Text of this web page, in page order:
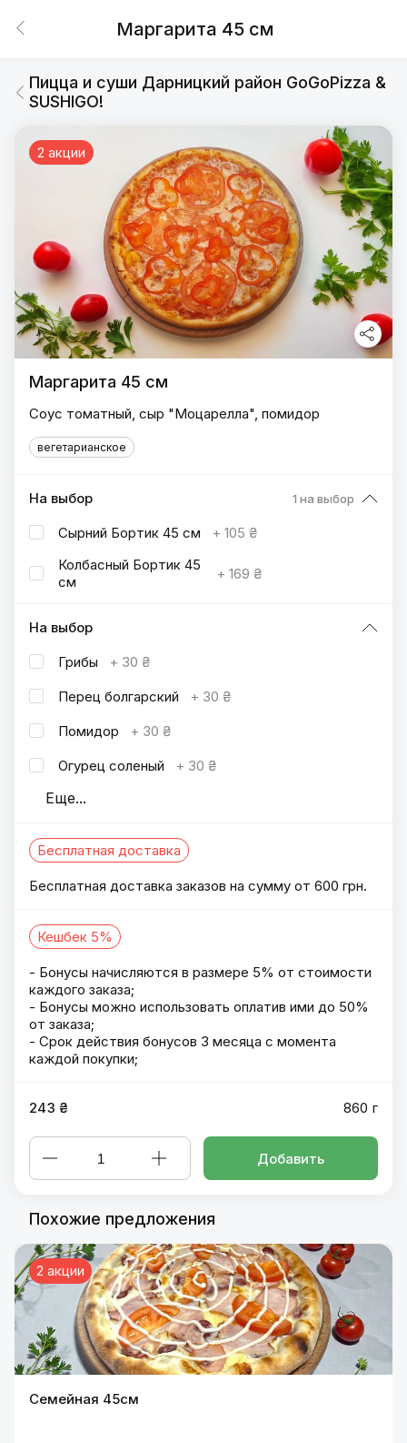
Маргарита 45 см
Пицца и суши Дарницкий район GoGoPizza &
SUSHIGO!
2 акции
Маргарита 45 см
Соус томатный, сыр "Моцарелла", помидор
вегетарианское
На выбор 1 на выбор
Сырний Бортик 45 см + 105 ₴
Колбасный Бортик 45
cм
+ 169 ₴
На выбор
Грибы
+ 30 ₴
Перец болгарский
+ 30 ₴
Помидор
+ 30 ₴
Огурец соленый
+ 30 ₴
Еще...
Бесплатная доставка
Бесплатная доставка заказов на сумму от 600 грн.
Кешбек 5%
- Бонусы начисляются в размере 5% от стоимости
каждого заказа;
- Бонусы можно использовать оплатив ими до 50%
от заказа;
- Срок действия бонусов 3 месяца с момента
каждой покупки;
243 ₴ 860 г
Добавить
Похожие предложения
2 акции
Семейная 45см